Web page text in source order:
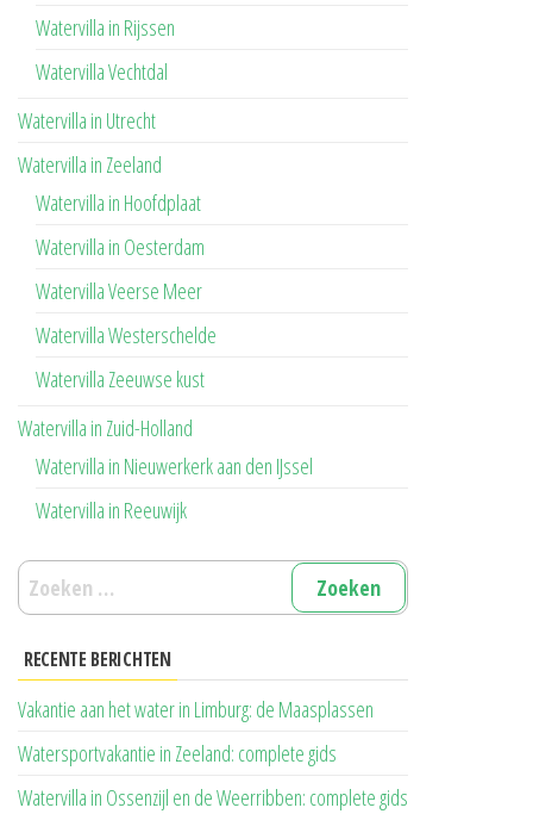
Watervilla in Rijssen
Watervilla Vechtdal
Watervilla in Utrecht
Watervilla in Zeeland
Watervilla in Hoofdplaat
Watervilla in Oesterdam
Watervilla Veerse Meer
Watervilla Westerschelde
Watervilla Zeeuwse kust
Watervilla in Zuid-Holland
Watervilla in Nieuwerkerk aan den IJssel
Watervilla in Reeuwijk
Zoeken
naar:
RECENTE BERICHTEN
Vakantie aan het water in Limburg: de Maasplassen
Watersportvakantie in Zeeland: complete gids
Watervilla in Ossenzijl en de Weerribben: complete gids